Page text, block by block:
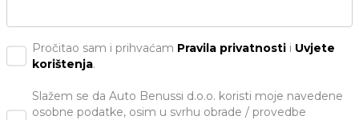
Pročitao sam i prihvaćam Pravila privatnosti i Uvjete
korištenja.
Slažem se da Auto Benussi d.o.o. koristi moje navedene
osobne podatke, osim u svrhu obrade / provedbe